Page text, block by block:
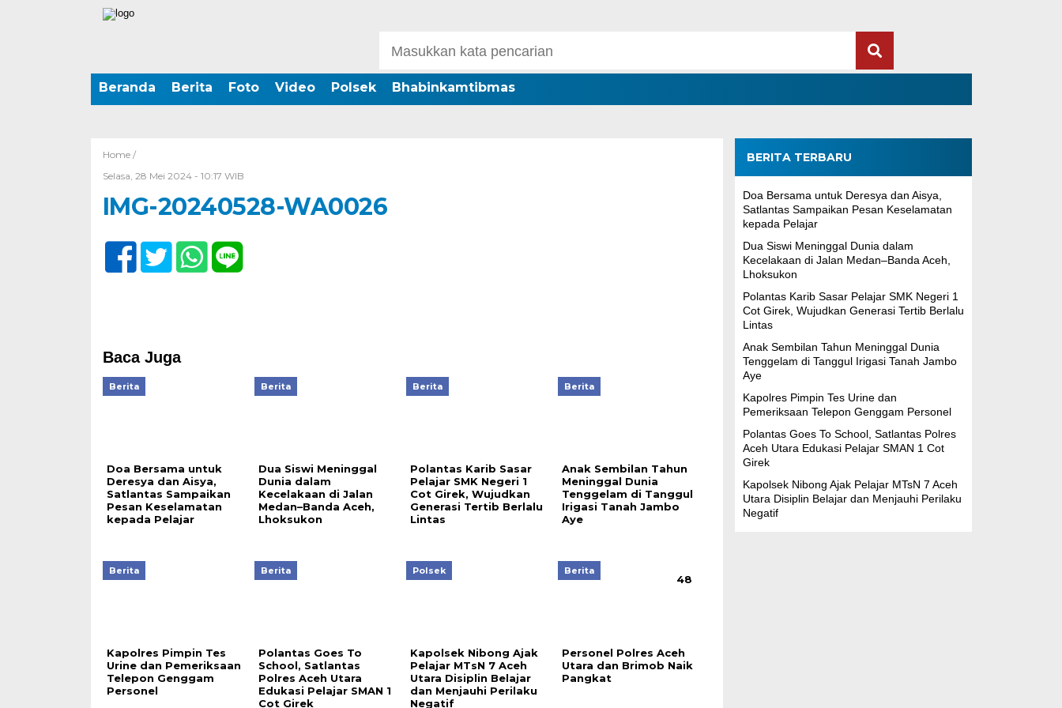
Beranda Berita Foto Video Polsek Bhabinkamtibmas
Home /
Selasa, 28 Mei 2024 - 10:17 WIB
IMG-20240528-WA0026
Baca Juga
Berita
Doa Bersama untuk
Deresya dan Aisya,
Satlantas Sampaikan
Pesan Keselamatan
kepada Pelajar
Berita
Dua Siswi Meninggal
Dunia dalam
Kecelakaan di Jalan
Medan–Banda Aceh,
Lhoksukon
Berita
Polantas Karib Sasar
Pelajar SMK Negeri 1
Cot Girek, Wujudkan
Generasi Tertib Berlalu
Lintas
Berita
Anak Sembilan Tahun
Meninggal Dunia
Tenggelam di Tanggul
Irigasi Tanah Jambo
Aye
Berita
Kapolres Pimpin Tes
Urine dan Pemeriksaan
Telepon Genggam
Personel
Berita
Polantas Goes To
School, Satlantas
Polres Aceh Utara
Edukasi Pelajar SMAN 1
Cot Girek
Polsek
Kapolsek Nibong Ajak
Pelajar MTsN 7 Aceh
Utara Disiplin Belajar
dan Menjauhi Perilaku
Negatif
Berita
48
Personel Polres Aceh
Utara dan Brimob Naik
Pangkat
BERITA TERBARU
Doa Bersama untuk Deresya dan Aisya,
Satlantas Sampaikan Pesan Keselamatan
kepada Pelajar
Dua Siswi Meninggal Dunia dalam
Kecelakaan di Jalan Medan–Banda Aceh,
Lhoksukon
Polantas Karib Sasar Pelajar SMK Negeri 1
Cot Girek, Wujudkan Generasi Tertib Berlalu
Lintas
Anak Sembilan Tahun Meninggal Dunia
Tenggelam di Tanggul Irigasi Tanah Jambo
Aye
Kapolres Pimpin Tes Urine dan
Pemeriksaan Telepon Genggam Personel
Polantas Goes To School, Satlantas Polres
Aceh Utara Edukasi Pelajar SMAN 1 Cot
Girek
Kapolsek Nibong Ajak Pelajar MTsN 7 Aceh
Utara Disiplin Belajar dan Menjauhi Perilaku
Negatif